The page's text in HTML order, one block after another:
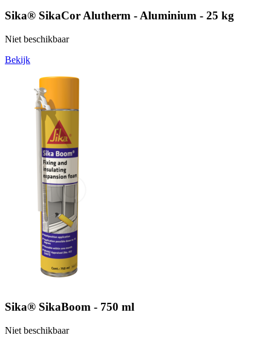
Sika® SikaCor Alutherm - Aluminium - 25 kg
Niet beschikbaar
Bekijk
Sika® SikaBoom - 750 ml
Niet beschikbaar